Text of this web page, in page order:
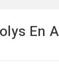
En